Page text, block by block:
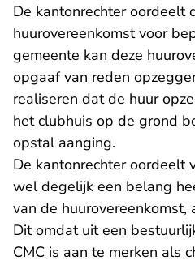
De kantonrechter oordeelt
huurovereenkomst voor
gemeente kan deze
opgaaf van reden
realiseren dat de huur
het clubhuis op de grond
opstal aanging.
De kantonrechter oordeelt
wel degelijk een belang
van de huurovereenkomst,
Dit omdat uit een
CMC is aan te merken als